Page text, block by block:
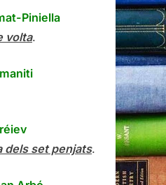
Piniella
volta.
dels set penjats.